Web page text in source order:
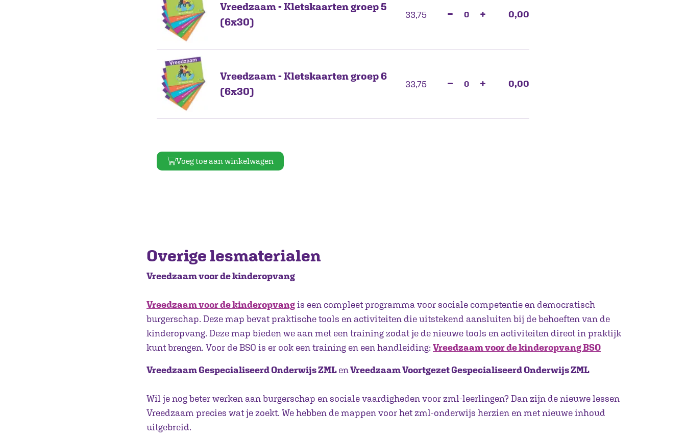
Vreedzaam - Kletskaarten groep 5
(6x30)
33,75 − + 0,00
Vreedzaam - Kletskaarten groep 6
(6x30)
33,75 − + 0,00
Voeg toe aan winkelwagen
Overige lesmaterialen
Vreedzaam voor de kinderopvang
Vreedzaam voor de kinderopvangis een compleet programma voor sociale competentie en democratisch
burgerschap. Deze map bevat praktische tools en activiteiten die uitstekend aansluiten bij de behoeften van de
kinderopvang. Deze map bieden we aan met een training zodat je de nieuwe tools en activiteiten direct in praktijk
kunt brengen. Voor de BSO is er ook een training en een handleiding:Vreedzaam voor de kinderopvang BSO
Vreedzaam Gespecialiseerd Onderwijs ZMLenVreedzaam Voortgezet Gespecialiseerd Onderwijs ZML
Wil je nog beter werken aan burgerschap en sociale vaardigheden voor zml-leerlingen? Dan zijn de nieuwe lessen
Vreedzaam precies wat je zoekt. We hebben de mappen voor het zml-onderwijs herzien en met nieuwe inhoud
uitgebreid.